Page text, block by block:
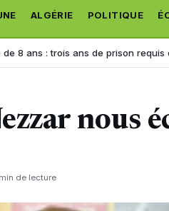
ALGÉRIE POLITIQUE
ans de prison requis contre
nous
de lecture